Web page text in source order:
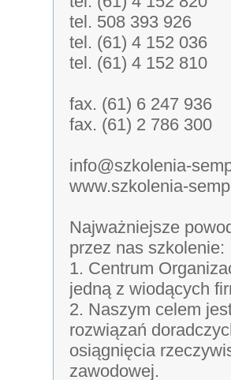
tel. 508 393 926
tel. (61) 4 152 036
tel. (61) 4 152 810
fax. (61) 6 247 936
fax. (61) 2 786 300
info@szkolenia-
www.szkolenia-
Najważniejsze
przez nas szkolenie:
1. Centrum
jedną z wiodących
2. Naszym celem
rozwiązań
osiągnięcia
zawodowej.